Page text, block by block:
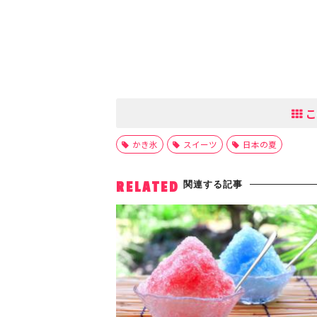
かき氷 スイーツ 日本の夏
RELATED 関連する記事